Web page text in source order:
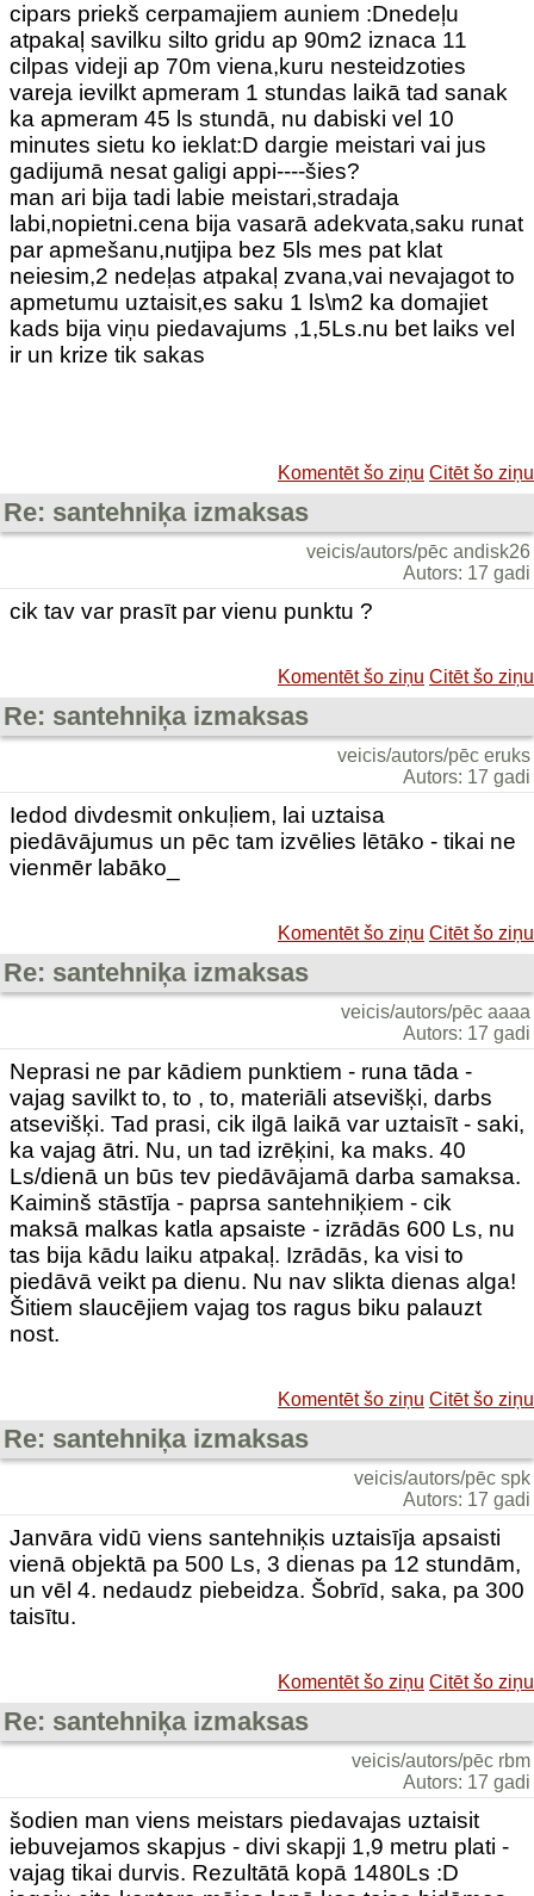
cipars priekš cerpamajiem auniem :Dnedeļu
atpakaļ savilku silto gridu ap 90m2 iznaca 11
cilpas videji ap 70m viena,kuru nesteidzoties
vareja ievilkt apmeram 1 stundas laikā tad sanak
ka apmeram 45 ls stundā, nu dabiski vel 10
minutes sietu ko ieklat:D dargie meistari vai jus
gadijumā nesat galigi appi----šies?
man ari bija tadi labie meistari,stradaja
labi,nopietni.cena bija vasarā adekvata,saku runat
par apmešanu,nutjipa bez 5ls mes pat klat
neiesim,2 nedeļas atpakaļ zvana,vai nevajagot to
apmetumu uztaisit,es saku 1 ls\m2 ka domajiet
kads bija viņu piedavajums ,1,5Ls.nu bet laiks vel
ir un krize tik sakas
Komentēt šo ziņu Citēt šo ziņu
Re: santehniķa izmaksas
veicis/autors/pēc andisk26
Autors: 17 gadi
cik tav var prasīt par vienu punktu ?
Komentēt šo ziņu Citēt šo ziņu
Re: santehniķa izmaksas
veicis/autors/pēc eruks
Autors: 17 gadi
Iedod divdesmit onkuļiem, lai uztaisa
piedāvājumus un pēc tam izvēlies lētāko - tikai ne
vienmēr labāko_
Komentēt šo ziņu Citēt šo ziņu
Re: santehniķa izmaksas
veicis/autors/pēc aaaa
Autors: 17 gadi
Neprasi ne par kādiem punktiem - runa tāda -
vajag savilkt to, to , to, materiāli atsevišķi, darbs
atsevišķi. Tad prasi, cik ilgā laikā var uztaisīt - saki,
ka vajag ātri. Nu, un tad izrēķini, ka maks. 40
Ls/dienā un būs tev piedāvājamā darba samaksa.
Kaiminš stāstīja - paprsa santehniķiem - cik
maksā malkas katla apsaiste - izrādās 600 Ls, nu
tas bija kādu laiku atpakaļ. Izrādās, ka visi to
piedāvā veikt pa dienu. Nu nav slikta dienas alga!
Šitiem slaucējiem vajag tos ragus biku palauzt
nost.
Komentēt šo ziņu Citēt šo ziņu
Re: santehniķa izmaksas
veicis/autors/pēc spk
Autors: 17 gadi
Janvāra vidū viens santehniķis uztaisīja apsaisti
vienā objektā pa 500 Ls, 3 dienas pa 12 stundām,
un vēl 4. nedaudz piebeidza. Šobrīd, saka, pa 300
taisītu.
Komentēt šo ziņu Citēt šo ziņu
Re: santehniķa izmaksas
veicis/autors/pēc rbm
Autors: 17 gadi
šodien man viens meistars piedavajas uztaisit
iebuvejamos skapjus - divi skapji 1,9 metru plati -
vajag tikai durvis. Rezultātā kopā 1480Ls :D